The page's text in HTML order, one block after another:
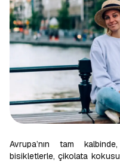
Avrupa’nın tam
bisikletlerle, çikolata